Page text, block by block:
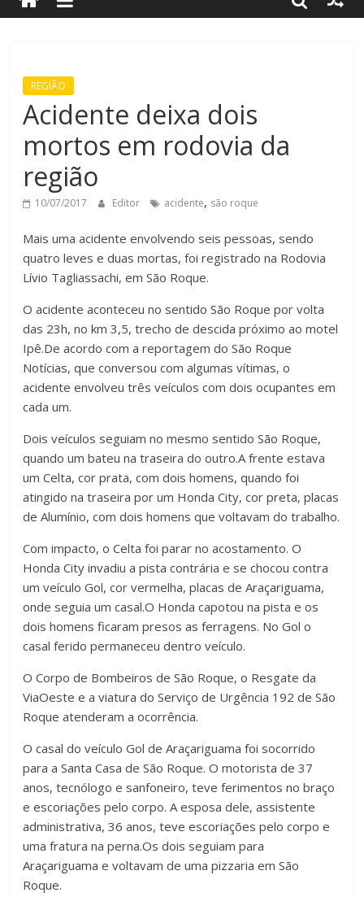
REGIÃO
Acidente deixa dois
mortos em rodovia da
região
10/07/2017 Editor acidente, são roque
Mais uma acidente envolvendo seis pessoas, sendo
quatro leves e duas mortas, foi registrado na Rodovia
Lívio Tagliassachi, em São Roque.
O acidente aconteceu no sentido São Roque por volta
das 23h, no km 3,5, trecho de descida próximo ao motel
Ipê.De acordo com a reportagem do São Roque
Notícias, que conversou com algumas vítimas, o
acidente envolveu três veículos com dois ocupantes em
cada um.
Dois veículos seguiam no mesmo sentido São Roque,
quando um bateu na traseira do outro.A frente estava
um Celta, cor prata, com dois homens, quando foi
atingido na traseira por um Honda City, cor preta, placas
de Alumínio, com dois homens que voltavam do trabalho.
Com impacto, o Celta foi parar no acostamento. O
Honda City invadiu a pista contrária e se chocou contra
um veículo Gol, cor vermelha, placas de Araçariguama,
onde seguia um casal.O Honda capotou na pista e os
dois homens ficaram presos as ferragens. No Gol o
casal ferido permaneceu dentro veículo.
O Corpo de Bombeiros de São Roque, o Resgate da
ViaOeste e a viatura do Serviço de Urgência 192 de São
Roque atenderam a ocorrência.
O casal do veículo Gol de Araçariguama foi socorrido
para a Santa Casa de São Roque. O motorista de 37
anos, tecnólogo e sanfoneiro, teve ferimentos no braço
e escoriações pelo corpo. A esposa dele, assistente
administrativa, 36 anos, teve escoriações pelo corpo e
uma fratura na perna.Os dois seguiam para
Araçariguama e voltavam de uma pizzaria em São
Roque.